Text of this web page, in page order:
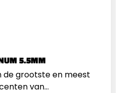
5.5MM
de grootste en meest
van